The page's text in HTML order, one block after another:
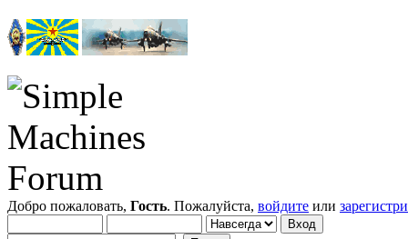
Добро пожаловать, Гость. Пожалуйста, войдите или